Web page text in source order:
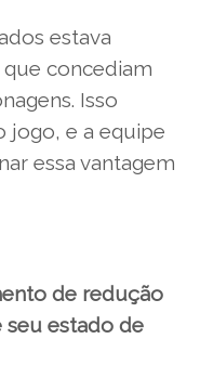
estava
que concediam
Isso
jogo, e a equipe
essa vantagem
de redução
estado de